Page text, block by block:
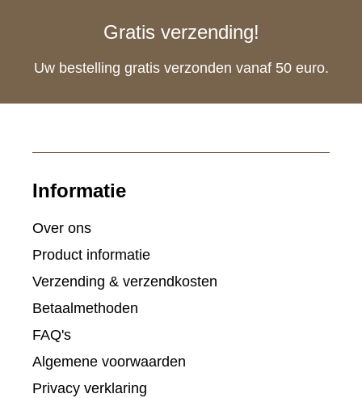
Gratis verzending!
Uw bestelling gratis verzonden vanaf 50 euro.
Informatie
Over ons
Product informatie
Verzending & verzendkosten
Betaalmethoden
FAQ's
Algemene voorwaarden
Privacy verklaring